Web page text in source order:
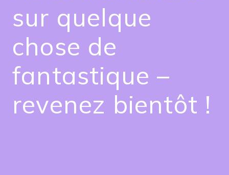
sur quelque
chose de
fantastique –
revenez bientôt !